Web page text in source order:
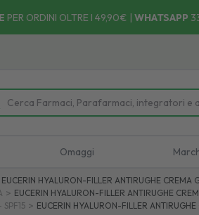
PER ORDINI OLTRE I 49,90€ | WHATSAPP
Omaggi
EUCERIN HYALURON-FILLER ANTIRUGHE CREMA
> EUCERIN HYALURON-FILLER ANTIRUGHE
SPF15 > EUCERIN HYALURON-FILLER